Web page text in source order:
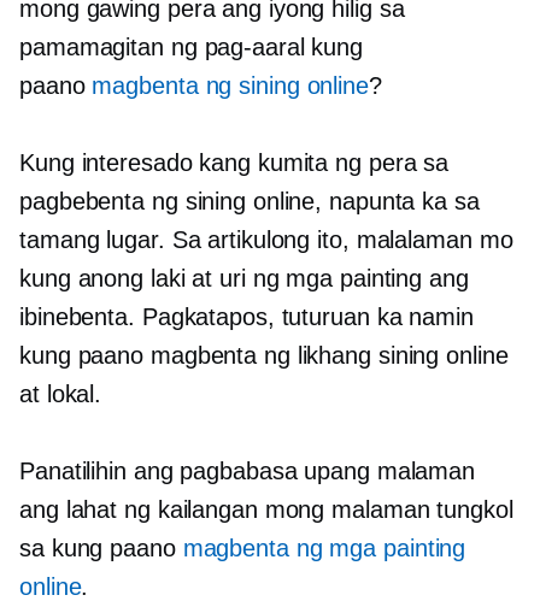
mong gawing pera ang iyong hilig sa
pamamagitan ng pag-aaral kung
paano magbenta ng sining online?
Kung interesado kang kumita ng pera sa
pagbebenta ng sining online, napunta ka sa
tamang lugar. Sa artikulong ito, malalaman mo
kung anong laki at uri ng mga painting ang
ibinebenta. Pagkatapos, tuturuan ka namin
kung paano magbenta ng likhang sining online
at lokal.
Panatilihin ang pagbabasa upang malaman
ang lahat ng kailangan mong malaman tungkol
sa kung paano magbenta ng mga painting
online.